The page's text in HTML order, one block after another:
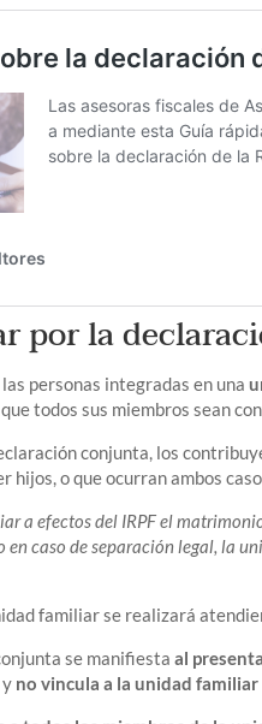
por la
personas integradas en una
todos sus miembros sean
conjunta, los
hijos, o que ocurran ambos
a efectos del IRPF el
en caso de separación legal, la
familiar se realizará
se manifiestaal
y no vincula a la unidad